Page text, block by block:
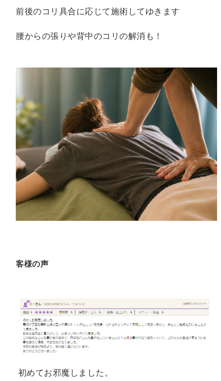
前後のコリ具合に応じて施術してゆきます
腰からの張りや背中のコリの解消も！
客様の声
初めてお邪魔しました。